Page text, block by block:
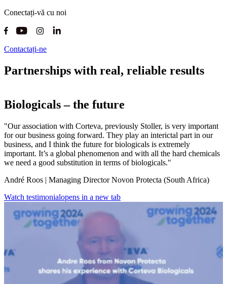
Conectați-vă cu noi
Contactați-ne
Partnerships with real, reliable results
Biologicals – the future
"Our association with Corteva, previously Stoller, is very important
for our business going forward. They play an interictal part in our
business, and I think the future for biologicals is extremely
important. It’s a global phenomenon and with all the hard chemicals
we need a good substitution in terms of biologicals."
André Roos | Managing Director Novon Protecta (South Africa)
Watch testimonialopens in a new tab